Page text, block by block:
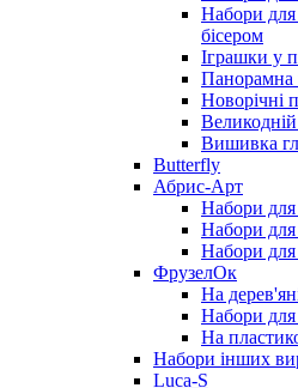
Набори
бісером
Іграшки у
Панорамна
Новорічні
Вишивка
Butterfly
Абрис-Арт
Набори для
Набори
Набори
ФрузелОк
На
Набори
На
Набори інших
Luca-S